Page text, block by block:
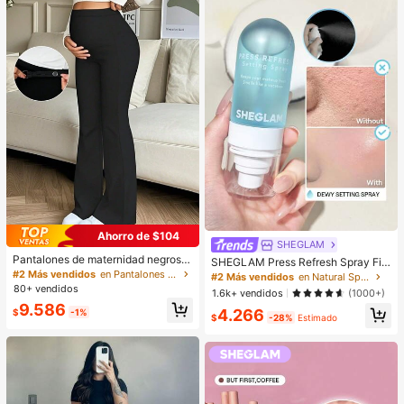
Ahorro de $104
Pantalones de maternidad negros d
e corte acampanado, de alta elastic
idad y versátiles, con cintura ajusta
#2 Más vendidos
en Pantalones de maternidad
80+ vendidos
$9.586 -1%
os de maquillaje, colores: rosa, negr
o, amarillo, blanco, verde, multicolo
r, tono de piel. Incluye 1 paquete de
40 piezas/hoja
SHEGLAM
SHEGLAM Press Refresh Spray Fija
dor Marca De Belleza CosméTica
Maquillaje Para Mujeres Y NiñAs
#2 Más vendidos
en Natural Spray fijador
1.6k+ vendidos
(1000+)
$4.266 -28% Estimado